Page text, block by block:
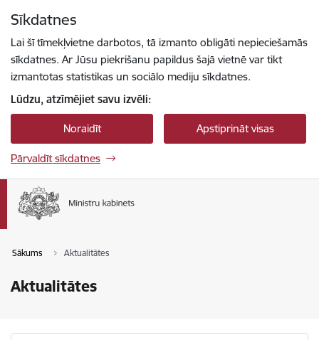
Sīkdatnes
Lai šī tīmekļvietne darbotos, tā izmanto obligāti nepieciešamās
sīkdatnes. Ar Jūsu piekrišanu papildus šajā vietnē var tikt
izmantotas statistikas un sociālo mediju sīkdatnes.
Lūdzu, atzīmējiet savu izvēli:
Noraidīt Apstiprināt visas
Pārvaldīt sīkdatnes
Sākums Aktualitātes
Aktualitātes